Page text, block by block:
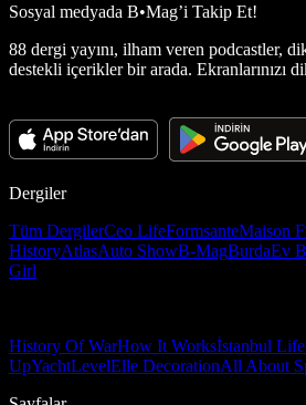
Sosyal medyada B•Mag’i Takip Et!
88 dergi yayını, ilham veren podcastler,
destekli içerikler bir arada. Ekranlarınızı
Dergiler
Tüm DergilerCeo LifeFormsanteMaison
HistoryAtlasAuto ShowB-MagBurdaEv
Girl
History Of WarHow It Worksİstanbul Life
UpYachtLevelElle DecorationAll About